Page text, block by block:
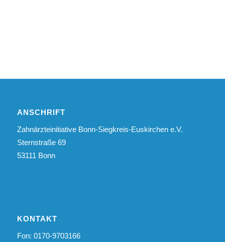
ANSCHRIFT
Zahnärzteinitiative Bonn-Siegkreis-Euskirchen e.V.
Sternstraße 69
53111 Bonn
KONTAKT
Fon: 0170-9703166